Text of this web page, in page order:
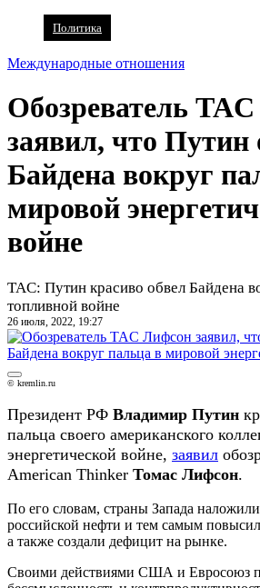
Политика
Международные отношения
Обозреватель
заявил, что Путин
Байдена вокруг
мировой
войне
TAC: Путин красиво обвел Байдена
топливной войне
26 июля, 2022, 19:27
© kremlin.ru
Президент РФ Владимир Путин
пальца своего американского
энергетической войне, заявил
American Thinker Томас Лифсон.
По его словам, страны Запада
российской нефти и тем самым
а также создали дефицит на рынке.
Своими действиями США и Евросоюз